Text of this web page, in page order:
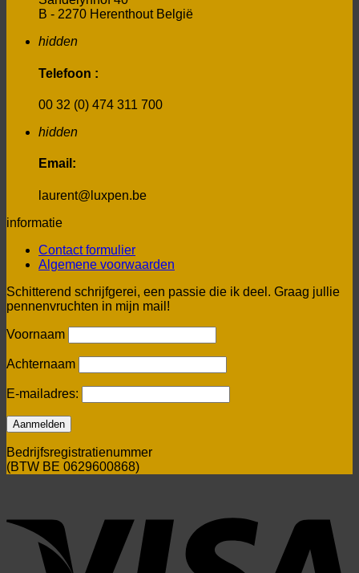
B - 2270 Herenthout België
hidden
Telefoon :
00 32 (0) 474 311 700
hidden
Email:
laurent@luxpen.be
informatie
Contact formulier
Algemene voorwaarden
Schitterend schrijfgerei, een passie die ik deel. Graag jullie
pennenvruchten in mijn mail!
Voornaam
Achternaam
E-mailadres:
Bedrijfsregistratienummer
(BTW BE 0629600868)